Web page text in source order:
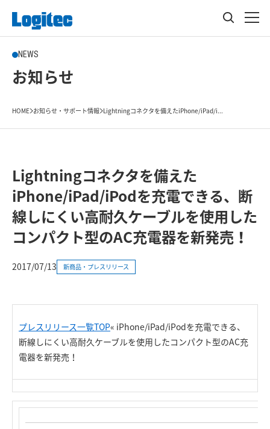
NEWS
お知らせ
HOME お知らせ・サポート情報 Lightningコネクタを備えたiPhone/iPad/i...
Lightningコネクタを備えた
iPhone/iPad/iPodを充電できる、断
線しにくい高耐久ケーブルを使用した
コンパクト型のAC充電器を新発売！
2017/07/13 新商品・プレスリリース
プレスリリース一覧TOP« iPhone/iPad/iPodを充電できる、
断線しにくい高耐久ケーブルを使用したコンパクト型のAC充
電器を新発売！